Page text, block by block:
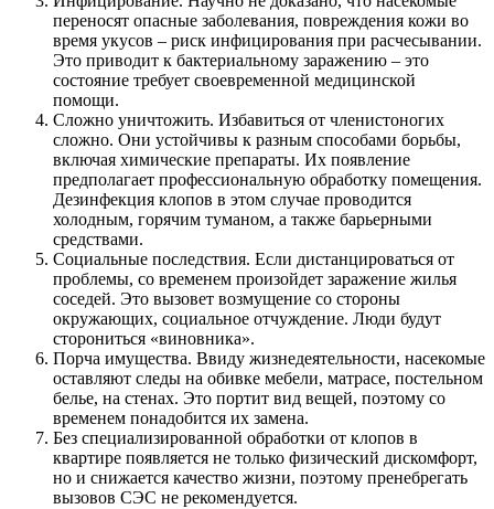
переносят опасные заболевания, повреждения кожи во
время укусов – риск инфицирования при расчесывании.
Это приводит к бактериальному заражению – это
состояние требует своевременной медицинской
помощи.
Сложно уничтожить. Избавиться от членистоногих
сложно. Они устойчивы к разным способами борьбы,
включая химические препараты. Их появление
предполагает профессиональную обработку помещения.
Дезинфекция клопов в этом случае проводится
холодным, горячим туманом, а также барьерными
средствами.
Социальные последствия. Если дистанцироваться от
проблемы, со временем произойдет заражение жилья
соседей. Это вызовет возмущение со стороны
окружающих, социальное отчуждение. Люди будут
сторониться «виновника».
Порча имущества. Ввиду жизнедеятельности, насекомые
оставляют следы на обивке мебели, матрасе, постельном
белье, на стенах. Это портит вид вещей, поэтому со
временем понадобится их замена.
Без специализированной обработки от клопов в
квартире появляется не только физический дискомфорт,
но и снижается качество жизни, поэтому пренебрегать
вызовов СЭС не рекомендуется.